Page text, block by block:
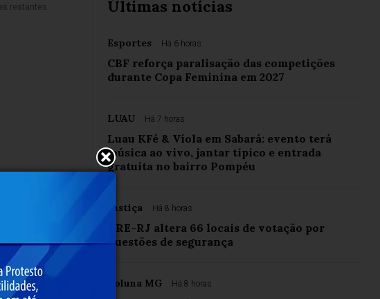
restantes. Últimas notícias
Esportes Há 6 horas
CBF reforça paralisação das competições
durante Copa Feminina em 2027
LUAU Há 7 horas
Luau KFé & Viola em Sabará: evento terá
música ao vivo, jantar típico e entrada
gratuita no bairro Pompéu
Justiça Há 8 horas
TRE-RJ altera 66 locais de votação por
questões de segurança
Coluna MG Há 8 horas